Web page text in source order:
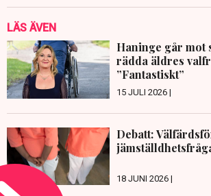
LÄS ÄVEN
Haninge går mot
rädda äldres
”Fantastiskt”
15 JULI 2026 |
Debatt:
18 JUNI 2026 |